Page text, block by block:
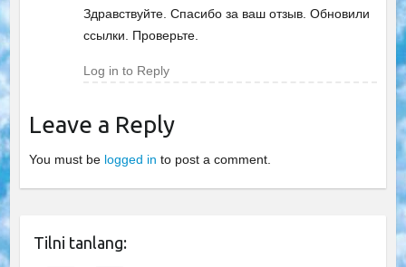
Здравствуйте. Спасибо за ваш отзыв. Обновили
ссылки. Проверьте.
Log in to Reply
Leave a Reply
You must be logged in to post a comment.
Tilni tanlang: